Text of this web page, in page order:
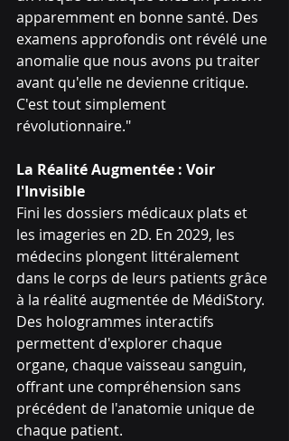
apparemment en bonne santé. Des
examens approfondis ont révélé une
anomalie que nous avons pu traiter
avant qu'elle ne devienne critique.
C'est tout simplement
révolutionnaire."
La Réalité Augmentée : Voir
l'Invisible
Fini les dossiers médicaux plats et
les imageries en 2D. En 2029, les
médecins plongent littéralement
dans le corps de leurs patients grâce
à la réalité augmentée de MédiStory.
Des hologrammes interactifs
permettent d'explorer chaque
organe, chaque vaisseau sanguin,
offrant une compréhension sans
précédent de l'anatomie unique de
chaque patient.